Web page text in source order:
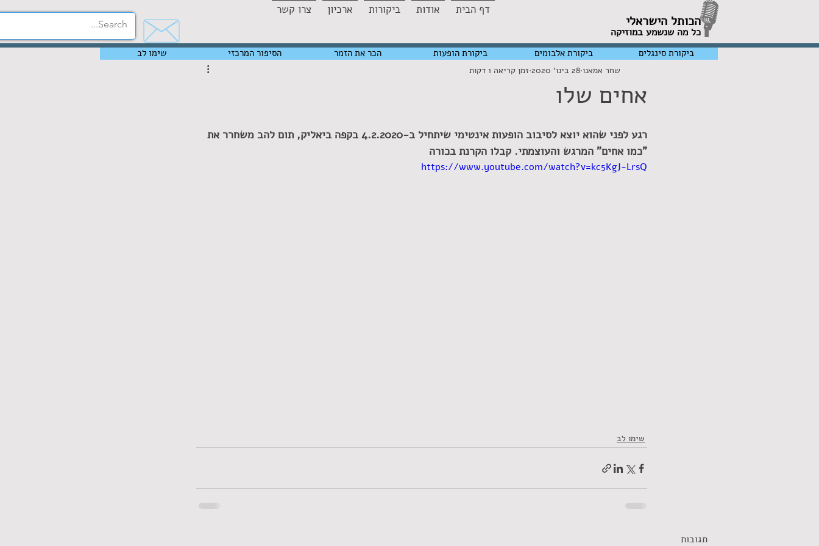
הכותל הישראלי
כל מה שנשמע במוזיקה
דף הבית אודות ביקורות ארכיון צרו קשר
אחים שלו
שחר אמאנו 28 בינו׳ 2020 זמן קריאה 1 דקות
רגע לפני שהוא יוצא לסיבוב הופעות אינטימי שיתחיל ב-4.2.2020 בקפה ביאליק, תום להב משחרר את
"כמו אחים" המרגש והעוצמתי. קבלו הקרנת בכורה
https://www.youtube.com/watch?v=kc5KgJ-LrsQ
שימו לב
תגובות
שימו לב הסיפור המרכזי הכר את הזמר ביקורת הופעות ביקורת אלבומים ביקורת סינגלים